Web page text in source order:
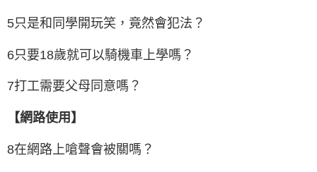
5只是和同學開玩笑，竟然會犯法？
6只要18歲就可以騎機車上學嗎？
7打工需要父母同意嗎？
【網路使用】
8在網路上嗆聲會被關嗎？